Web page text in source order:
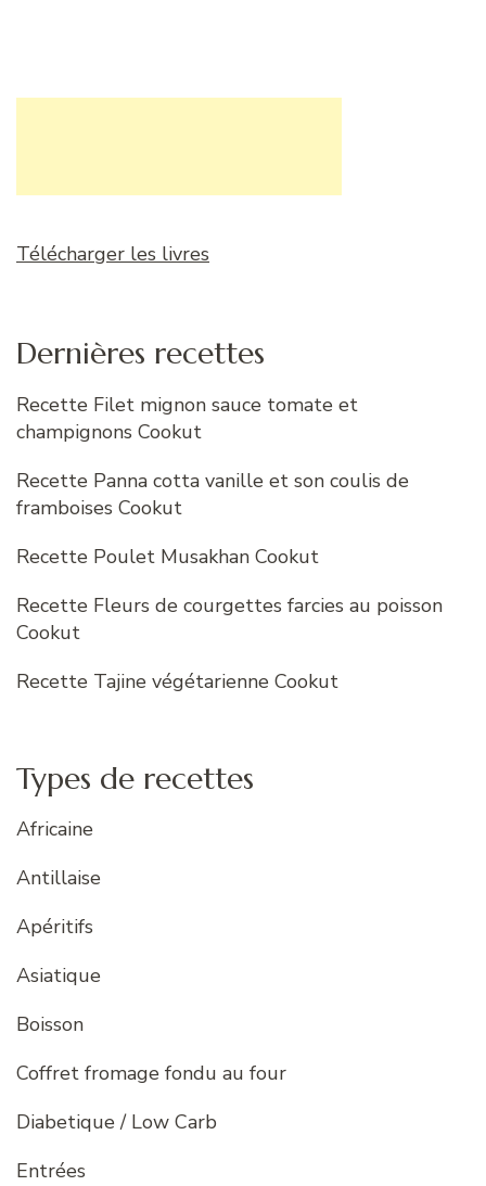
Télécharger les livres
Dernières recettes
Recette Filet mignon sauce tomate et
champignons Cookut
Recette Panna cotta vanille et son coulis de
framboises Cookut
Recette Poulet Musakhan Cookut
Recette Fleurs de courgettes farcies au poisson
Cookut
Recette Tajine végétarienne Cookut
Types de recettes
Africaine
Antillaise
Apéritifs
Asiatique
Boisson
Coffret fromage fondu au four
Diabetique / Low Carb
Entrées